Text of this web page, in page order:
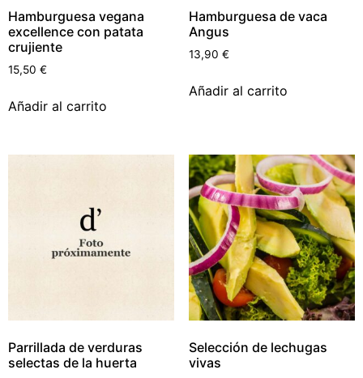
Hamburguesa vegana
excellence con patata
crujiente
15,50 €
Añadir al carrito
Hamburguesa de vaca
Angus
13,90 €
Añadir al carrito
Parrillada de verduras
selectas de la huerta
Selección de lechugas
vivas